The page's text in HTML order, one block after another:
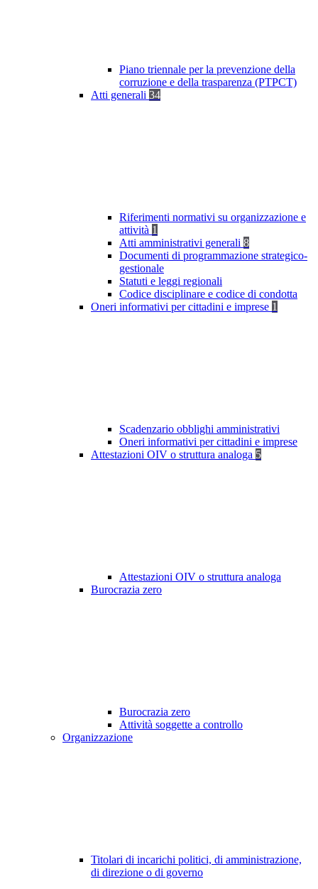
Piano triennale per la prevenzione della
corruzione e della trasparenza (PTPCT)
Atti generali 34
Riferimenti normativi su organizzazione e
attività 1
Atti amministrativi generali 8
Documenti di programmazione strategico-
gestionale
Statuti e leggi regionali
Codice disciplinare e codice di condotta
Oneri informativi per cittadini e imprese 1
Scadenzario obblighi amministrativi
Oneri informativi per cittadini e imprese
Attestazioni OIV o struttura analoga 5
Attestazioni OIV o struttura analoga
Burocrazia zero
Burocrazia zero
Attività soggette a controllo
Organizzazione
Titolari di incarichi politici, di amministrazione,
di direzione o di governo